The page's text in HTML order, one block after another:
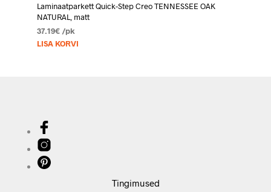
Laminaatparkett Quick-Step Creo TENNESSEE OAK
NATURAL, matt
37.19€/pk
LISA KORVI
Tingimused